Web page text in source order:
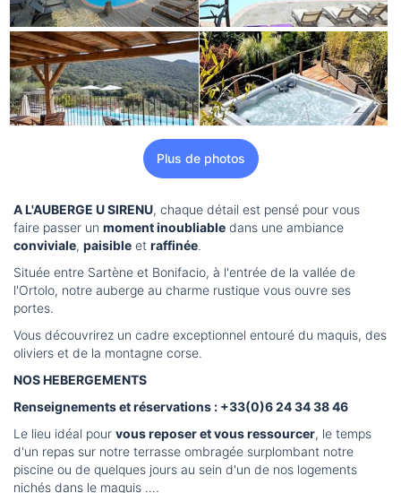
Plus de photos
A L'AUBERGE U SIRENU, chaque détail est pensé pour vous
faire passer un moment inoubliable dans une ambiance
conviviale, paisible et raffinée.
Située entre Sartène et Bonifacio, à l'entrée de la vallée de
l'Ortolo, notre auberge au charme rustique vous ouvre ses
portes.
Vous découvrirez un cadre exceptionnel entouré du maquis, des
oliviers et de la montagne corse.
NOS HEBERGEMENTS
Renseignements et réservations : +33(0)6 24 34 38 46
Le lieu idéal pour vous reposer et vous ressourcer, le temps
d'un repas sur notre terrasse ombragée surplombant notre
piscine ou de quelques jours au sein d'un de nos logements
nichés dans le maquis ….